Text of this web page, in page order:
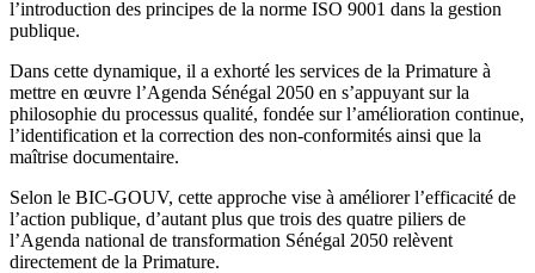
l’introduction des principes de la norme ISO 9001 dans la gestion
publique.
Dans cette dynamique, il a exhorté les services de la Primature à
mettre en œuvre l’Agenda Sénégal 2050 en s’appuyant sur la
philosophie du processus qualité, fondée sur l’amélioration continue,
l’identification et la correction des non-conformités ainsi que la
maîtrise documentaire.
Selon le BIC-GOUV, cette approche vise à améliorer l’efficacité de
l’action publique, d’autant plus que trois des quatre piliers de
l’Agenda national de transformation Sénégal 2050 relèvent
directement de la Primature.